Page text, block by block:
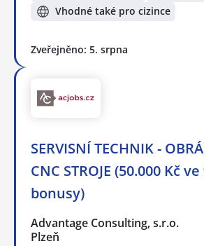
Vhodné také pro cizince
Zveřejněno: 5. srpna
SERVISNÍ TECHNIK -
CNC STROJE (50.000 Kč
bonusy)
Advantage Consulting, s.r.o.
Plzeň